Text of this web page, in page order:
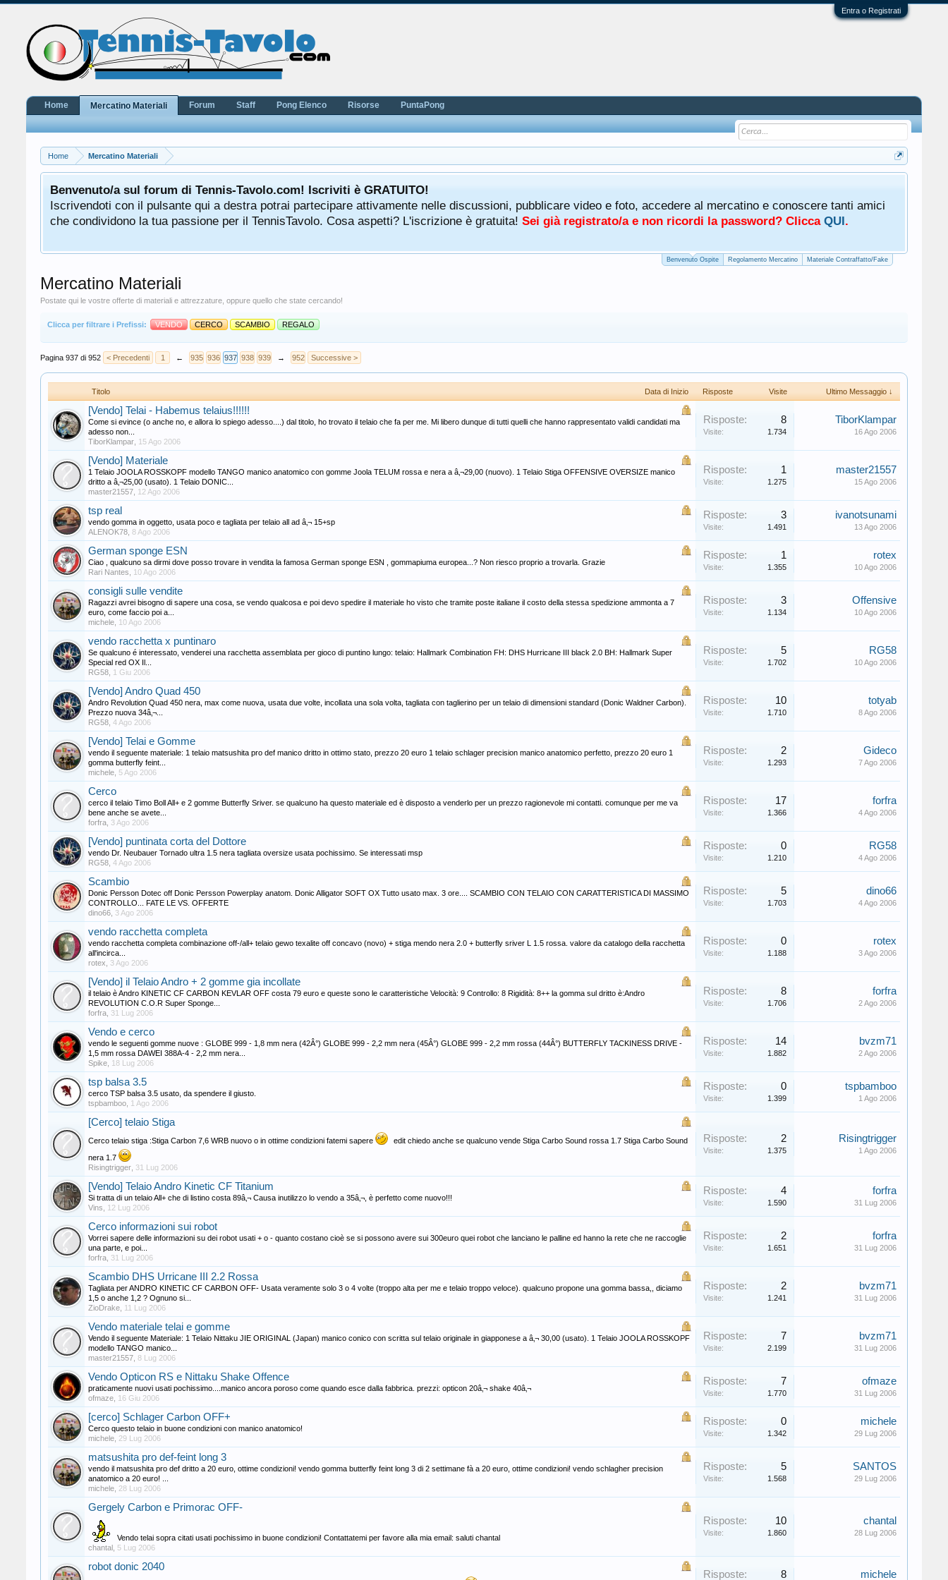
Entra o Registrati
Home Mercatino Materiali
Benvenuto/a sul forum di Tennis-Tavolo.com! Iscriviti è GRATUITO!
Iscrivendoti con il pulsante qui a destra potrai partecipare attivamente nelle discussioni, pubblicare video e foto, accedere al mercatino e conoscere tanti amici
che condividono la tua passione per il TennisTavolo. Cosa aspetti? L'iscrizione è gratuita! Sei già registrato/a e non ricordi la password? Clicca QUI.
Benvenuto Ospite Regolamento Mercatino Materiale Contraffatto/Fake
Mercatino Materiali
Postate qui le vostre offerte di materiali e attrezzature, oppure quello che state cercando!
Clicca per filtrare i Prefissi: VENDO CERCO SCAMBIO REGALO
Pagina 937 di 952 < Precedenti 1 ← 935 936 937 938 939 → 952 Successive >
Titolo Data di Inizio Risposte Visite Ultimo Messaggio ↓
[Vendo] Telai - Habemus telaius!!!!!!
Come si evince (o anche no, e allora lo spiego adesso....) dal titolo, ho trovato il telaio che fa per me. Mi libero dunque di tutti quelli che hanno rappresentato validi candidati ma
adesso non...
TiborKlampar 15 Ago 2006
Risposte: 8
Visite: 1.734
TiborKlampar
16 Ago 2006
[Vendo] Materiale
1 Telaio JOOLA ROSSKOPF modello TANGO manico anatomico con gomme Joola TELUM rossa e nera a â‚¬29,00 (nuovo). 1 Telaio Stiga OFFENSIVE OVERSIZE manico
dritto a â‚¬25,00 (usato). 1 Telaio DONIC...
master21557 12 Ago 2006
Risposte: 1
Visite: 1.275
master21557
15 Ago 2006
tsp real
vendo gomma in oggetto, usata poco e tagliata per telaio all ad â‚¬ 15+sp
ALENOK78 8 Ago 2006
Risposte: 3
Visite: 1.491
ivanotsunami
13 Ago 2006
German sponge ESN
Ciao , qualcuno sa dirmi dove posso trovare in vendita la famosa German sponge ESN , gommapiuma europea...? Non riesco proprio a trovarla. Grazie
Rari Nantes
10 Ago 2006
Risposte: 1
Visite: 1.355
rotex
10 Ago 2006
consigli sulle vendite
Ragazzi avrei bisogno di sapere una cosa, se vendo qualcosa e poi devo spedire il materiale ho visto che tramite poste italiane il costo della stessa spedizione ammonta a 7
euro, come faccio poi a...
michele 10 Ago 2006
Risposte: 3
Visite: 1.134
Offensive
10 Ago 2006
vendo racchetta x puntinaro
Se qualcuno é interessato, venderei una racchetta assemblata per gioco di puntino lungo: telaio: Hallmark Combination FH: DHS Hurricane III black 2.0 BH: Hallmark Super
Special red OX Il...
RG58 1 Giu 2006
Risposte: 5
Visite: 1.702
RG58
10 Ago 2006
[Vendo] Andro Quad 450
Andro Revolution Quad 450 nera, max come nuova, usata due volte, incollata una sola volta, tagliata con taglierino per un telaio di dimensioni standard (Donic Waldner Carbon).
Prezzo nuova 34â‚¬...
RG58 4 Ago 2006
Risposte: 10
Visite: 1.710
totyab
8 Ago 2006
[Vendo] Telai e Gomme
vendo il seguente materiale: 1 telaio matsushita pro def manico dritto in ottimo stato, prezzo 20 euro 1 telaio schlager precision manico anatomico perfetto, prezzo 20 euro 1
gomma butterfly feint...
michele 5 Ago 2006
Risposte: 2
Visite: 1.293
Gideco
7 Ago 2006
Cerco
cerco il telaio Timo Boll All+ e 2 gomme Butterfly Sriver. se qualcuno ha questo materiale ed è disposto a venderlo per un prezzo ragionevole mi contatti. comunque per me va
bene anche se avete...
forfra 3 Ago 2006
Risposte: 17
Visite: 1.366
forfra
4 Ago 2006
[Vendo] puntinata corta del Dottore
vendo Dr. Neubauer Tornado ultra 1.5 nera tagliata oversize usata pochissimo. Se interessati msp
RG58 4 Ago 2006
Risposte: 0
Visite: 1.210
RG58
4 Ago 2006
Scambio
Donic Persson Dotec off Donic Persson Powerplay anatom. Donic Alligator SOFT OX Tutto usato max. 3 ore.... SCAMBIO CON TELAIO CON CARATTERISTICA DI MASSIMO
CONTROLLO... FATE LE VS. OFFERTE
dino66 3 Ago 2006
Risposte: 5
Visite: 1.703
dino66
4 Ago 2006
vendo racchetta completa
vendo racchetta completa combinazione off-/all+ telaio gewo texalite off concavo (novo) + stiga mendo nera 2.0 + butterfly sriver L 1.5 rossa. valore da catalogo della racchetta
all'incirca...
rotex
3 Ago 2006
Risposte: 0
Visite: 1.188
rotex
3 Ago 2006
[Vendo] il Telaio Andro + 2 gomme gia incollate
il telaio è Andro KINETIC CF CARBON KEVLAR OFF costa 79 euro e queste sono le caratteristiche Velocità: 9 Controllo: 8 Rigidità: 8++ la gomma sul dritto è:Andro
REVOLUTION C.O.R Super Sponge...
forfra 31 Lug 2006
Risposte: 8
Visite: 1.706
forfra
2 Ago 2006
Vendo e cerco
vendo le seguenti gomme nuove : GLOBE 999 - 1,8 mm nera (42Â°) GLOBE 999 - 2,2 mm nera (45Â°) GLOBE 999 - 2,2 mm rossa (44Â°) BUTTERFLY TACKINESS DRIVE -
1,5 mm rossa DAWEI 388A-4 - 2,2 mm nera...
Spike 18 Lug 2006
Risposte: 14
Visite: 1.882
bvzm71
2 Ago 2006
tsp balsa 3.5
cerco TSP balsa 3.5 usato, da spendere il giusto.
tspbamboo 1 Ago 2006
Risposte: 0
Visite: 1.399
tspbamboo
1 Ago 2006
[Cerco] telaio Stiga
Cerco telaio stiga :Stiga Carbon 7,6 WRB nuovo o in ottime condizioni fatemi sapere
edit chiedo anche se qualcuno vende Stiga Carbo Sound rossa 1.7 Stiga Carbo Sound
nera 1.7
Risingtrigger 31 Lug 2006
Risposte: 2
Visite: 1.375
Risingtrigger
1 Ago 2006
[Vendo] Telaio Andro Kinetic CF Titanium
Si tratta di un telaio All+ che di listino costa 89â‚¬ Causa inutilizzo lo vendo a 35â‚¬, è perfetto come nuovo!!!
Vins
12 Lug 2006
Risposte: 4
Visite: 1.590
forfra
31 Lug 2006
Cerco informazioni sui robot
Vorrei sapere delle informazioni su dei robot usati + o - quanto costano cioè se si possono avere sui 300euro quei robot che lanciano le palline ed hanno la rete che ne raccoglie
una parte, e poi...
forfra 31 Lug 2006
Risposte: 2
Visite: 1.651
forfra
31 Lug 2006
Scambio DHS Urricane III 2.2 Rossa
Tagliata per ANDRO KINETIC CF CARBON OFF- Usata veramente solo 3 o 4 volte (troppo alta per me e telaio troppo veloce). qualcuno propone una gomma bassa,, diciamo
1,5 o anche 1,2 ? Ognuno si...
ZioDrake 11 Lug 2006
Risposte: 2
Visite: 1.241
bvzm71
31 Lug 2006
Vendo materiale telai e gomme
Vendo il seguente Materiale: 1 Telaio Nittaku JIE ORIGINAL (Japan) manico conico con scritta sul telaio originale in giapponese a â‚¬ 30,00 (usato). 1 Telaio JOOLA ROSSKOPF
modello TANGO manico...
master21557 8 Lug 2006
Risposte: 7
Visite: 2.199
bvzm71
31 Lug 2006
Vendo Opticon RS e Nittaku Shake Offence
praticamente nuovi usati pochissimo....manico ancora poroso come quando esce dalla fabbrica. prezzi: opticon 20â‚¬ shake 40â‚¬
ofmaze 16 Giu 2006
Risposte: 7
Visite: 1.770
ofmaze
31 Lug 2006
[cerco] Schlager Carbon OFF+
Cerco questo telaio in buone condizioni con manico anatomico!
michele 29 Lug 2006
Risposte: 0
Visite: 1.342
michele
29 Lug 2006
matsushita pro def-feint long 3
vendo il matsushita pro def dritto a 20 euro, ottime condizioni! vendo gomma butterfly feint long 3 di 2 settimane fà a 20 euro, ottime condizioni! vendo schlagher precision
anatomico a 20 euro! ...
michele 28 Lug 2006
Risposte: 5
Visite: 1.568
SANTOS
29 Lug 2006
Gergely Carbon e Primorac OFF-
Vendo telai sopra citati usati pochissimo in buone condizioni! Contattatemi per favore alla mia email: saluti chantal
chantal 5 Lug 2006
Risposte: 10
Visite: 1.860
chantal
28 Lug 2006
robot donic 2040
Risposte: 8 michele
Home Mercatino Materiali Forum Staff Pong Elenco Risorse PuntaPong